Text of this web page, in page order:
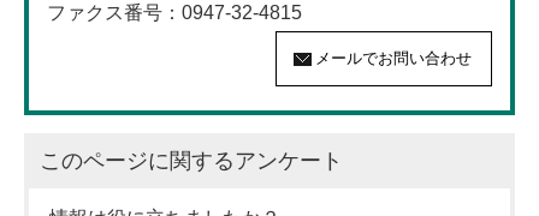
ファクス番号：0947-32-4815
このページに関するアンケート